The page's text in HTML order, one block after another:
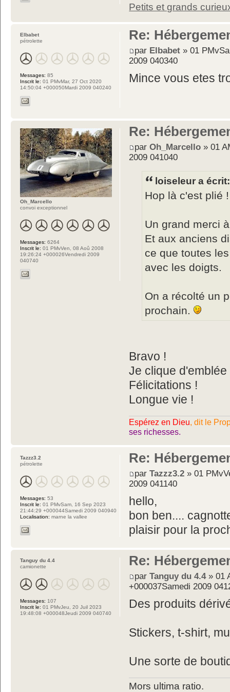
Petits et grands
Re:
par Elbabet » 01
2009 040340
Mince vous etes
Elbabet
pétrolette
Messages: 85
Inscrit le: 01 PMvMar, 27 Oct 2020
14:50:04 +000050Mardi 2009 040240
Re:
parOh_Marcello » 01
2009 041040
loiseleur a écrit:
Hop là c'est plié
Un grand merci
Et aux anciens
ce que toutes
avec les doigts.
On a récolté un
prochain.
Bravo !
Je clique
Félicitations !
Longue vie !
Espérez en Dieu, dit le
ses richesses.
Oh_Marcello
convoi exceptionnel
Messages: 6264
Inscrit le: 01 PMvVen, 08 Aoû 2008
19:26:24 +000026Vendredi 2009
040740
Re:
parTazzz3.2 » 01
2009 041140
hello,
bon ben....
plaisir pour la
Tazzz3.2
pétrolette
Messages: 53
Inscrit le: 01 PMvSam, 16 Sep 2023
21:44:29 +000044Samedi 2009 040940
Localisation: marne la vallee
Re:
parTanguy du 4.4» 01
+000037Samedi 2009
Des produits
Stickers, t-shirt,
Une sorte de
Mors ultima ratio.
Tanguy du 4.4
camionette
Messages: 107
Inscrit le: 01 PMvJeu, 20 Juil 2023
19:48:08 +000048Jeudi 2009 040740